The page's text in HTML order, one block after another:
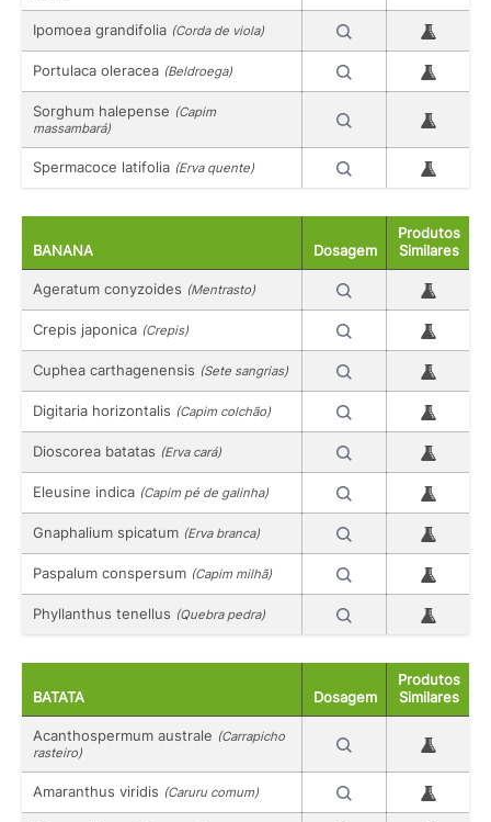
Ipomoea grandifolia (Corda de viola)
Portulaca oleracea (Beldroega)
Sorghum halepense (Capim
massambará)
Spermacoce latifolia (Erva quente)
BANANA Dosagem
Produtos
Similares
Ageratum conyzoides (Mentrasto)
Crepis japonica (Crepis)
Cuphea carthagenensis (Sete sangrias)
Digitaria horizontalis (Capim colchão)
Dioscorea batatas (Erva cará)
Eleusine indica (Capim pé de galinha)
Gnaphalium spicatum (Erva branca)
Paspalum conspersum (Capim milhã)
Phyllanthus tenellus (Quebra pedra)
BATATA Dosagem
Produtos
Similares
Acanthospermum australe (Carrapicho
rasteiro)
Amaranthus viridis (Caruru comum)